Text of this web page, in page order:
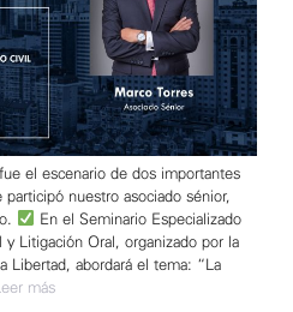
el escenario de dos importantes
nuestro asociado sénior,
En el Seminario Especializado
Litigación Oral, organizado por la
Libertad, abordará el tema: “La
Leer más